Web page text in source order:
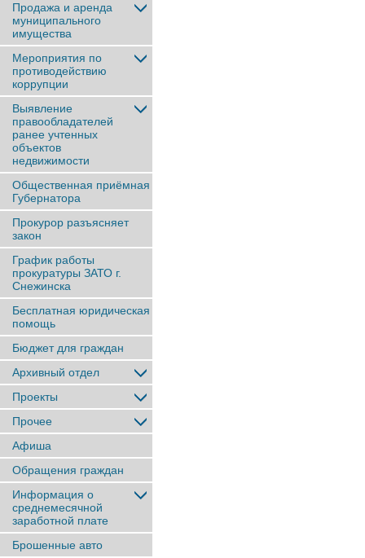
Продажа и аренда
муниципального
имущества
Мероприятия по
противодействию
коррупции
Выявление
правообладателей
ранее учтенныx
объектов
недвижимости
Общественная приёмная
Губернатора
Прокурор разъясняет
закон
График работы
прокуратуры ЗАТО г.
Снежинска
Бесплатная юридическая
помощь
Бюджет для граждан
Архивный отдел
Проекты
Прочее
Афиша
Обращения граждан
Информация о
среднемесячной
заработной плате
Брошенные авто